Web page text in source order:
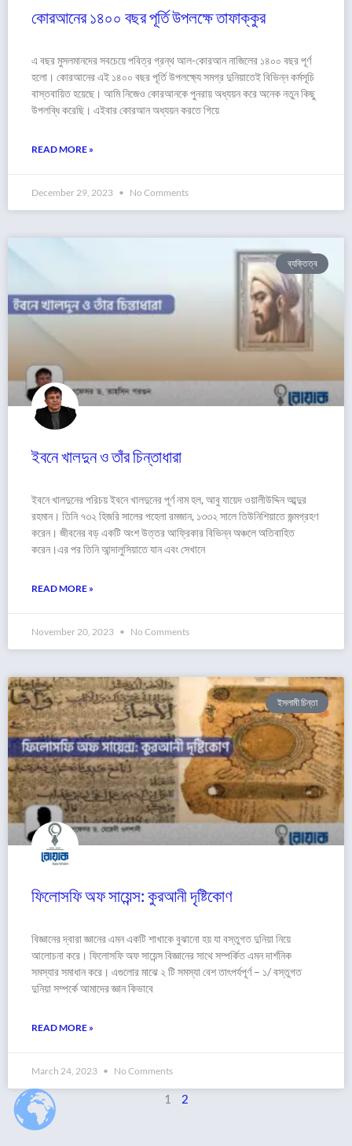
কোরআনের ১৪০০ বছর পূর্তি উপলক্ষে তাফাক্কুর
এ বছর মুসলমানদের সবচেয়ে পবিত্র গ্রন্থ আল-কোরআন নাজিলের ১৪০০ বছর পূর্ণ
হলো। কোরআনের এই ১৪০০ বছর পূর্তি উপলক্ষ্যে সমগ্র দুনিয়াতেই বিভিন্ন কর্মসূচি
বাস্তবায়িত হয়েছে। আমি নিজেও কোরআনকে পুনরায় অধ্যয়ন করে অনেক নতুন কিছু
উপলব্ধি করেছি। এইবার কোরআন অধ্যয়ন করতে গিয়ে
READ MORE »
December 29, 2023 No Comments
ব্যক্তিত্ব
ইবনে খালদুন ও তাঁর চিন্তাধারা
ইবনে খালদুনের পরিচয় ইবনে খালদুনের পূর্ণ নাম হল, আবু যায়েদ ওয়ালীউদ্দিন আব্দুর
রহমান। তিনি ৭৩২ হিজরি সালের পহেলা রমজান, ১৩৩২ সালে তিউনিশিয়াতে জন্মগ্রহণ
করেন। জীবনের বড় একটি অংশ উত্তর আফ্রিকার বিভিন্ন অঞ্চলে অতিবাহিত
করেন।এর পর তিনি আন্দালুসিয়াতে যান এবং সেখানে
READ MORE »
November 20, 2023 No Comments
ইসলামী চিন্তা
ফিলোসফি অফ সায়েন্স: কুরআনী দৃষ্টিকোণ
বিজ্ঞানের দ্বারা জ্ঞানের এমন একটি শাখাকে বুঝানো হয় যা বস্তুগত দুনিয়া নিয়ে
আলোচনা করে। ফিলোসফি অফ সায়েন্স বিজ্ঞানের সাথে সম্পর্কিত এমন দার্শনিক
সমস্যার সমাধান করে। এগুলোর মাঝে ২ টি সমস্যা বেশ তাৎপর্যপূর্ণ – ১/ বস্তুগত
দুনিয়া সম্পর্কে আমাদের জ্ঞান কিভাবে
READ MORE »
March 24, 2023 No Comments
1 2